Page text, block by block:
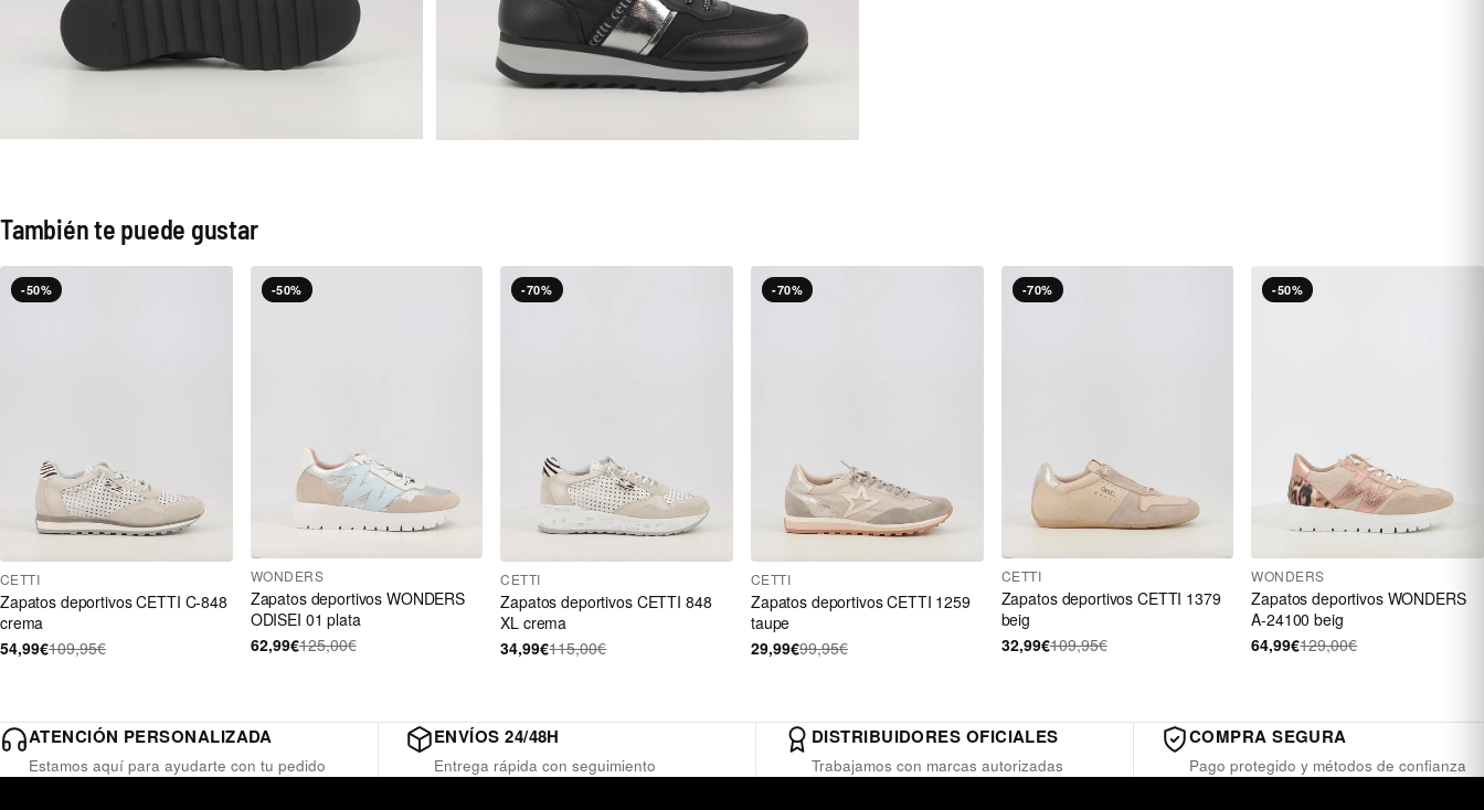
También te puede gustar
-50%
CETTI
Zapatos deportivos CETTI C-848
crema
54,99€109,95€
-50%
WONDERS
Zapatos deportivos WONDERS
ODISEI 01 plata
62,99€125,00€
-70%
CETTI
Zapatos deportivos CETTI 848
XL crema
34,99€115,00€
-70%
CETTI
Zapatos deportivos CETTI 1259
taupe
29,99€99,95€
-70%
CETTI
Zapatos deportivos CETTI 1379
beig
32,99€109,95€
-50%
WONDERS
Zapatos deportivos WONDERS
A-24100 beig
64,99€129,00€
ATENCIÓN PERSONALIZADA
Estamos aquí para ayudarte con tu pedido
ENVÍOS 24/48H
Entrega rápida con seguimiento
DISTRIBUIDORES OFICIALES
Trabajamos con marcas autorizadas
COMPRA SEGURA
Pago protegido y métodos de confianza